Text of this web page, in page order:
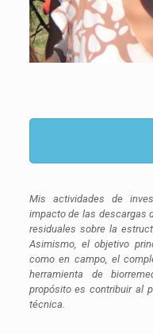
Mis actividades de
impacto de las descargas
residuales sobre la
Asimismo, el objetivo
como en campo, el
herramienta de
propósito es contribuir al
técnica.